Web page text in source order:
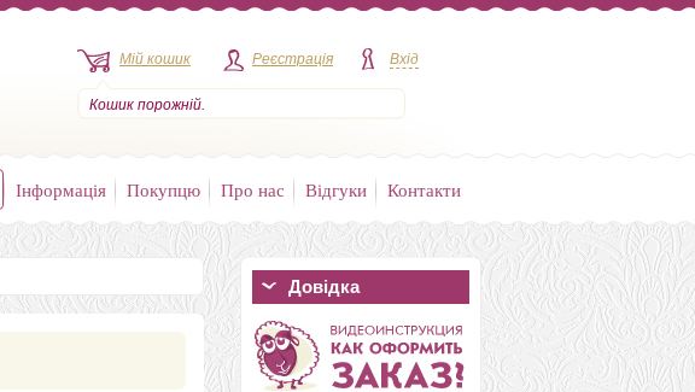
Мій кошик
Кошик порожній.
Реєстрація Вхід
Інформація Покупцю Про нас Відгуки Контакти
Довідка